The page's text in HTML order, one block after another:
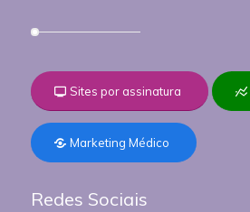
Sites por assinatura
Marketing Médico
Redes Sociais